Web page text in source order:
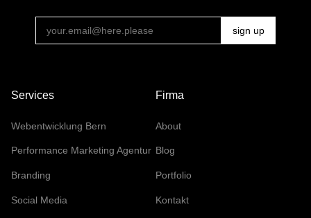
Services
Webentwicklung Bern
Performance Marketing Agentur
Branding
Social Media
Firma
About
Blog
Portfolio
Kontakt